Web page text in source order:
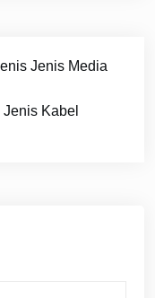
Jenis Media
Kabel